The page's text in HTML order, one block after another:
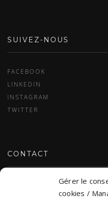
Gérer le
cookies /
SUIVEZ-NOUS
FACEBOOK
LINKEDIN
INSTAGRAM
TWITTER
CONTACT